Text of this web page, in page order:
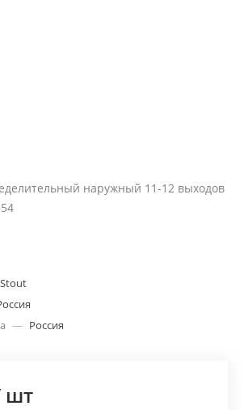
наружный 11-12 выходов
Stout
— Россия
шт